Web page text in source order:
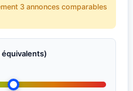
3 annonces comparables